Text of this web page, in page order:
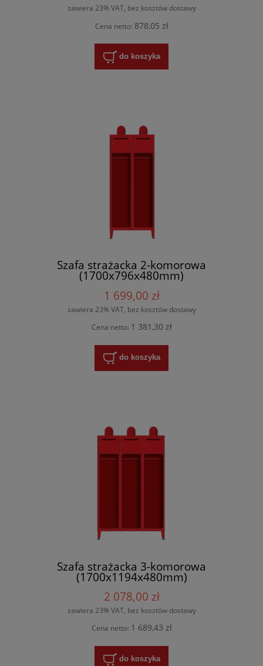
zawiera 23% VAT, bez kosztów dostawy
Cena netto: 878,05 zł
do koszyka
Szafa strażacka 2-komorowa
(1700x796x480mm)
1 699,00 zł
zawiera 23% VAT, bez kosztów dostawy
Cena netto: 1 381,30 zł
do koszyka
Szafa strażacka 3-komorowa
(1700x1194x480mm)
2 078,00 zł
zawiera 23% VAT, bez kosztów dostawy
Cena netto: 1 689,43 zł
do koszyka